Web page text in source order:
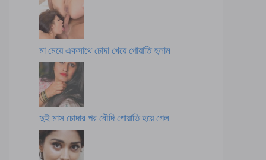
মা মেয়ে একসাথে চোদা খেয়ে পোয়াতি হলাম
দুই মাস চোদার পর বৌদি পোয়াতি হয়ে গেল